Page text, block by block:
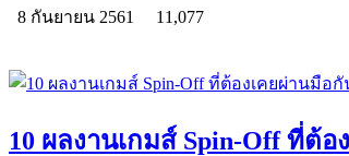
8 กันยายน 2561
11,077
10 ผลงานเกมส์ Spin-Off ที่ต้